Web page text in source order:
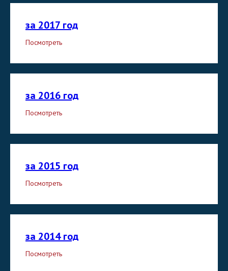
за 2017 год
Посмотреть
за 2016 год
Посмотреть
за 2015 год
Посмотреть
за 2014 год
Посмотреть